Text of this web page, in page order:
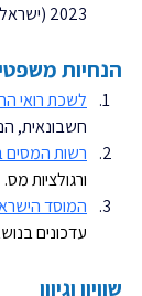
2023 (ישראל כלולה בו).
הנחיות
לשכת רואי
חשבונאית,
רשות המסים
ורגולציות מס.
המוסד
עדכונים
שוויון וגיוון